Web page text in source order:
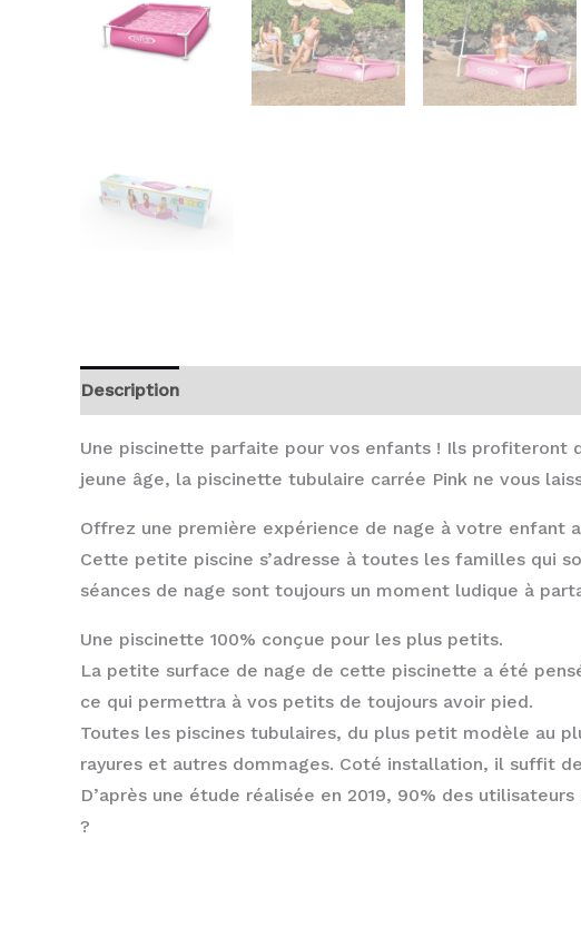
Description
Une piscinette parfaite pour vos enfants ! Ils profiteront
jeune âge, la piscinette tubulaire carrée Pink ne vous
Offrez une première expérience de nage à votre enfant
Cette petite piscine s’adresse à toutes les familles qui
séances de nage sont toujours un moment ludique à
Une piscinette 100% conçue pour les plus petits.
La petite surface de nage de cette piscinette a été
ce qui permettra à vos petits de toujours avoir pied.
Toutes les piscines tubulaires, du plus petit modèle au
rayures et autres dommages. Coté installation, il suffit
D’après une étude réalisée en 2019, 90% des
?